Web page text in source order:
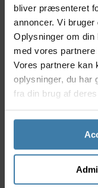
bliver præsenteret
annoncer. Vi
Oplysninger om din
med vores
Vores partnere kan
oplysninger, du har
fra din brug af
Modelår 2024
Beregnet til
Aluminiums
forseglede
32 eger huller
Indbygnings
Navet
Lejer: Lukket
Til udregning af
Nav bredde
Center
PCD højre/